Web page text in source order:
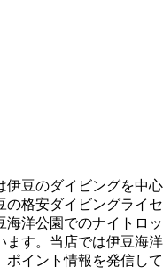
伊豆のダイビングを中心
の格安ダイビングライセ
海洋公園でのナイトロッ
ます。当店では伊豆海洋
ポイント情報を発信して